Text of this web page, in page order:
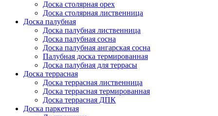
Доска столярная орех
Доска столярная лиственница
Доска палубная
Доска палубная лиственница
Доска палубная сосна
Доска палубная ангарская сосна
Палубная доска термированная
Доска палубная для террасы
Доска террасная
Доска террасная лиственница
Доска террасная термированная
Доска террасная ДПК
Доска паркетная